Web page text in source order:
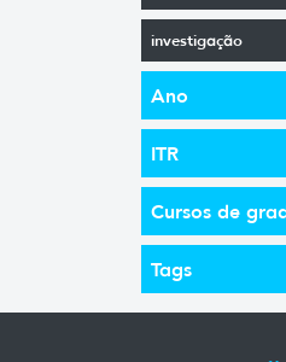
investigação
Ano
ITR
Cursos de
Tags